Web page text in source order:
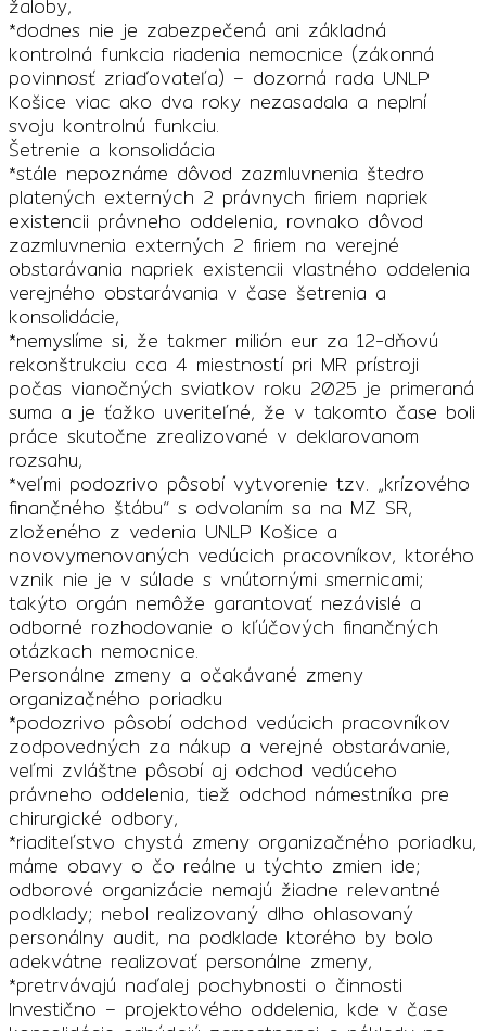
*dodnes nie je zabezpečená ani základná
kontrolná funkcia riadenia nemocnice (zákonná
povinnosť zriaďovateľa) – dozorná rada UNLP
Košice viac ako dva roky nezasadala a neplní
svoju kontrolnú funkciu.
Šetrenie a konsolidácia
*stále nepoznáme dôvod zazmluvnenia štedro
platených externých 2 právnych firiem napriek
existencii právneho oddelenia, rovnako dôvod
zazmluvnenia externých 2 firiem na verejné
obstarávania napriek existencii vlastného oddelenia
verejného obstarávania v čase šetrenia a
konsolidácie,
*nemyslíme si, že takmer milión eur za 12-dňovú
rekonštrukciu cca 4 miestností pri MR prístroji
počas vianočných sviatkov roku 2025 je primeraná
suma a je ťažko uveriteľné, že v takomto čase boli
práce skutočne zrealizované v deklarovanom
rozsahu,
*veľmi podozrivo pôsobí vytvorenie tzv. „krízového
finančného štábu“ s odvolaním sa na MZ SR,
zloženého z vedenia UNLP Košice a
novovymenovaných vedúcich pracovníkov, ktorého
vznik nie je v súlade s vnútornými smernicami;
takýto orgán nemôže garantovať nezávislé a
odborné rozhodovanie o kľúčových finančných
otázkach nemocnice.
Personálne zmeny a očakávané zmeny
organizačného poriadku
*podozrivo pôsobí odchod vedúcich pracovníkov
zodpovedných za nákup a verejné obstarávanie,
veľmi zvláštne pôsobí aj odchod vedúceho
právneho oddelenia, tiež odchod námestníka pre
chirurgické odbory,
*riaditeľstvo chystá zmeny organizačného poriadku,
máme obavy o čo reálne u týchto zmien ide;
odborové organizácie nemajú žiadne relevantné
podklady; nebol realizovaný dlho ohlasovaný
personálny audit, na podklade ktorého by bolo
adekvátne realizovať personálne zmeny,
*pretrvávajú naďalej pochybnosti o činnosti
Investično – projektového oddelenia, kde v čase